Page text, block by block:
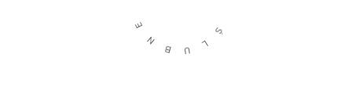
Ś
L
U
B
N
E